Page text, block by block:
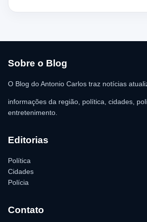
chegada dos policiais. O Serviço de
para as providências legais.
Sobre o Blog
O Blog do Antonio Carlos traz notícias
informações da região, política, cidades,
entretenimento.
Editorias
Política
Cidades
Polícia
Contato